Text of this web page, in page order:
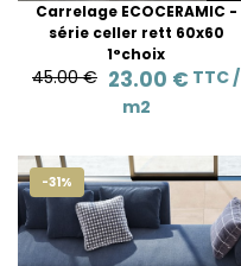
Carrelage ECOCERAMIC -
série celler rett 60x60
1°choix
45.00 € 23.00 € TTC /
m2
-31%